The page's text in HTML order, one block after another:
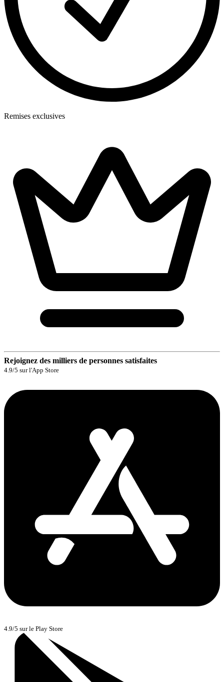
Remises exclusives
Rejoignez des milliers de personnes satisfaites
4.9/5 sur l'App Store
4.9/5 sur le Play Store